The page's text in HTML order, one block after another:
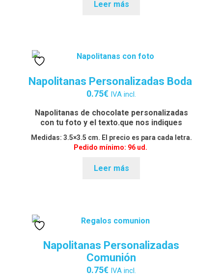
Leer más
Napolitanas Personalizadas Boda
0.75€ IVA incl.
Napolitanas de chocolate personalizadas
con tu foto y el texto.que nos indiques
Medidas: 3.5×3.5 cm. El precio es para cada letra.
Pedido mínimo: 96 ud.
Leer más
Napolitanas Personalizadas
Comunión
0.75€ IVA incl.